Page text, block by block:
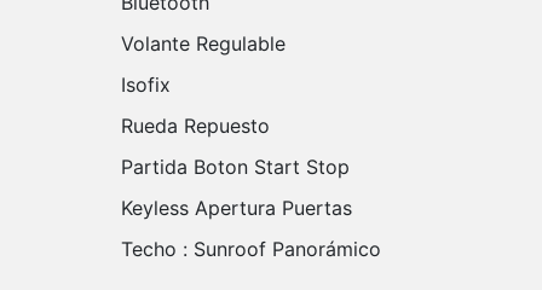
Volante Regulable
Isofix
Rueda Repuesto
Partida Boton Start Stop
Keyless Apertura Puertas
Techo : Sunroof Panorámico